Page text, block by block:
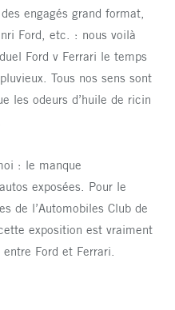
engagés grand format,
Ford, etc. : nous voilà
Ford v Ferrari le temps
Tous nos sens sont
les odeurs d’huile de ricin
: le manque
exposées. Pour le
de l’Automobiles Club de
exposition est vraiment
Ford et Ferrari.